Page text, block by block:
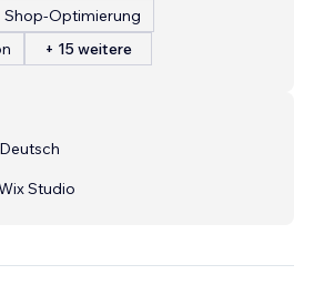
Shop-Optimierung
+ 15 weitere
Studio